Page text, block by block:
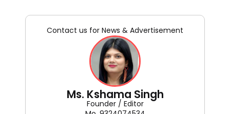
Contact us for News & Advertisement
Ms. Kshama Singh
Founder / Editor